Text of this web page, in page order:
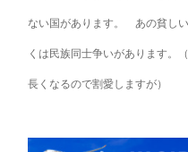
ない国があります。 あの貧し
くは民族同士争いがあります。
長くなるので割愛しますが）